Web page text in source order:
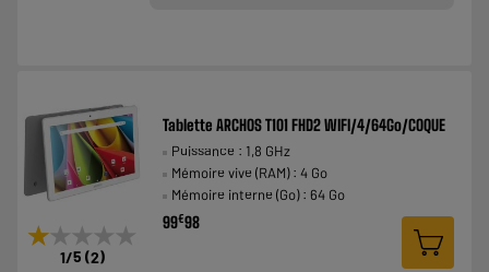
★★★★★
★★★★★
1/5 (2)
Tablette ARCHOS T101 FHD2 WIFI/4/64Go/COQUE
Puissance : 1,8 GHz
Mémoire vive (RAM) : 4 Go
Mémoire interne (Go) : 64 Go
99€98